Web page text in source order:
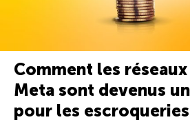
Comment les
Meta sont devenus
pour les